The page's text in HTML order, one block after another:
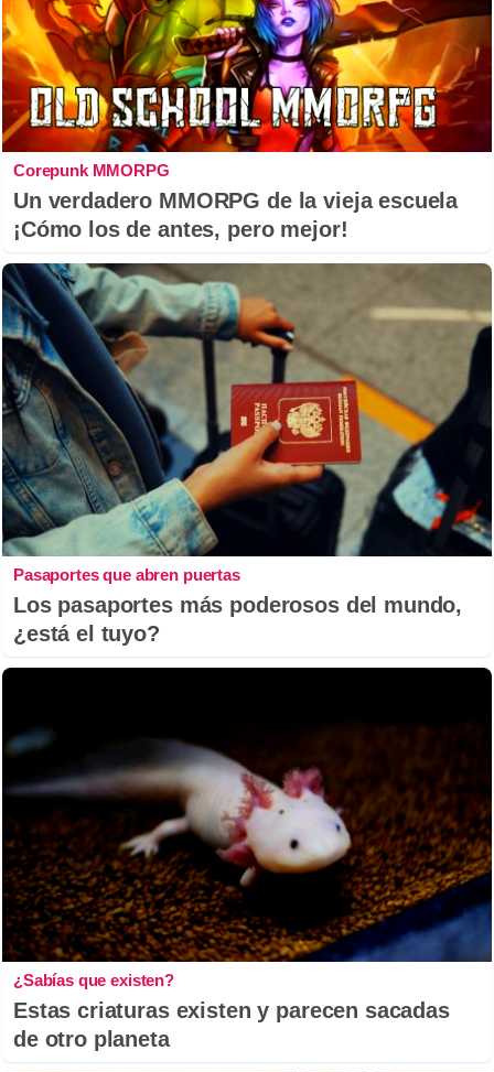
Corepunk MMORPG
Un verdadero MMORPG de la vieja escuela
¡Cómo los de antes, pero mejor!
Pasaportes que abren puertas
Los pasaportes más poderosos del mundo,
¿está el tuyo?
¿Sabías que existen?
Estas criaturas existen y parecen sacadas
de otro planeta